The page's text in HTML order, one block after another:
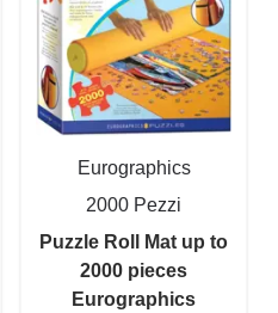
Eurographics
2000 Pezzi
Puzzle Roll Mat up to
2000 pieces
Eurographics